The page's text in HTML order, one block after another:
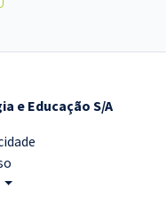
e Educação S/A